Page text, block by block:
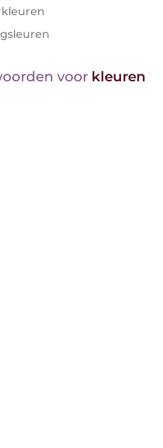
voor kleuren